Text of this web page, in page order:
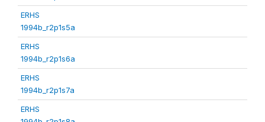
ERHS
1994b_r2p1s5a
ERHS
1994b_r2p1s6a
ERHS
1994b_r2p1s7a
ERHS